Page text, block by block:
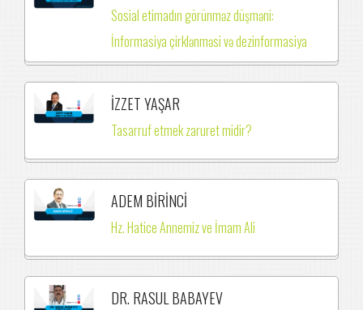
Sosial etimadın görünməz düşməni:
İnformasiya çirklənməsi və dezinformasiya
İZZET YAŞAR
Tasarruf etmek zaruret midir?
ADEM BİRİNCİ
Hz. Hatice Annemiz ve İmam Ali
DR. RASUL BABAYEV